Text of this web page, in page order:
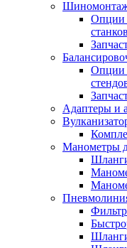
Опции
станков
Опции
Адаптеры и
Манометры